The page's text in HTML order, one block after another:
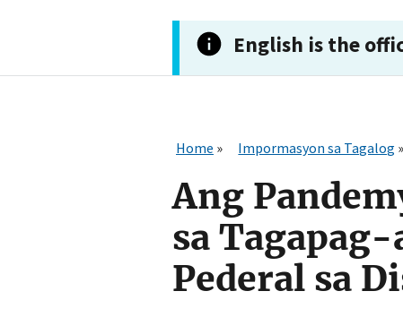
English is the
Home Impormasyon sa Tagalog
Ang
sa
Pederal sa